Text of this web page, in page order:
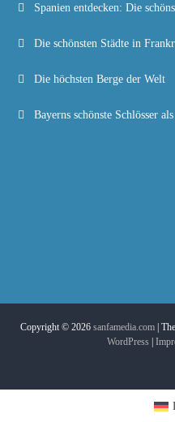
Spanien entdecken: Die
Die schönsten Städte in
Die höchsten Berge der Welt
Bayerns schönste Schlösser
Copyright © 2026 sanfamedia.com |
WordPress |